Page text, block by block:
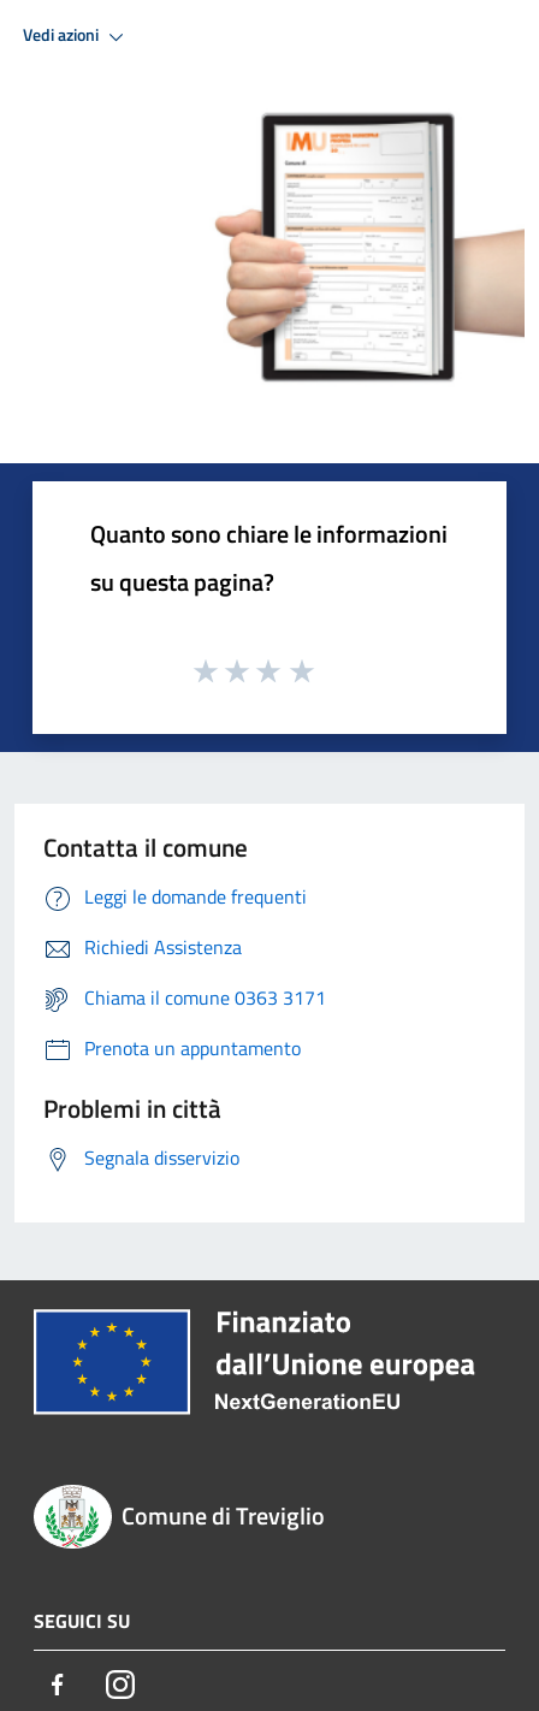
Vedi azioni
Quanto sono chiare le informazioni
su questa pagina?
Contatta il comune
Leggi le domande frequenti
Richiedi Assistenza
Chiama il comune 0363 3171
Prenota un appuntamento
Problemi in città
Segnala disservizio
Comune di Treviglio
SEGUICI SU
FacebookInstagram